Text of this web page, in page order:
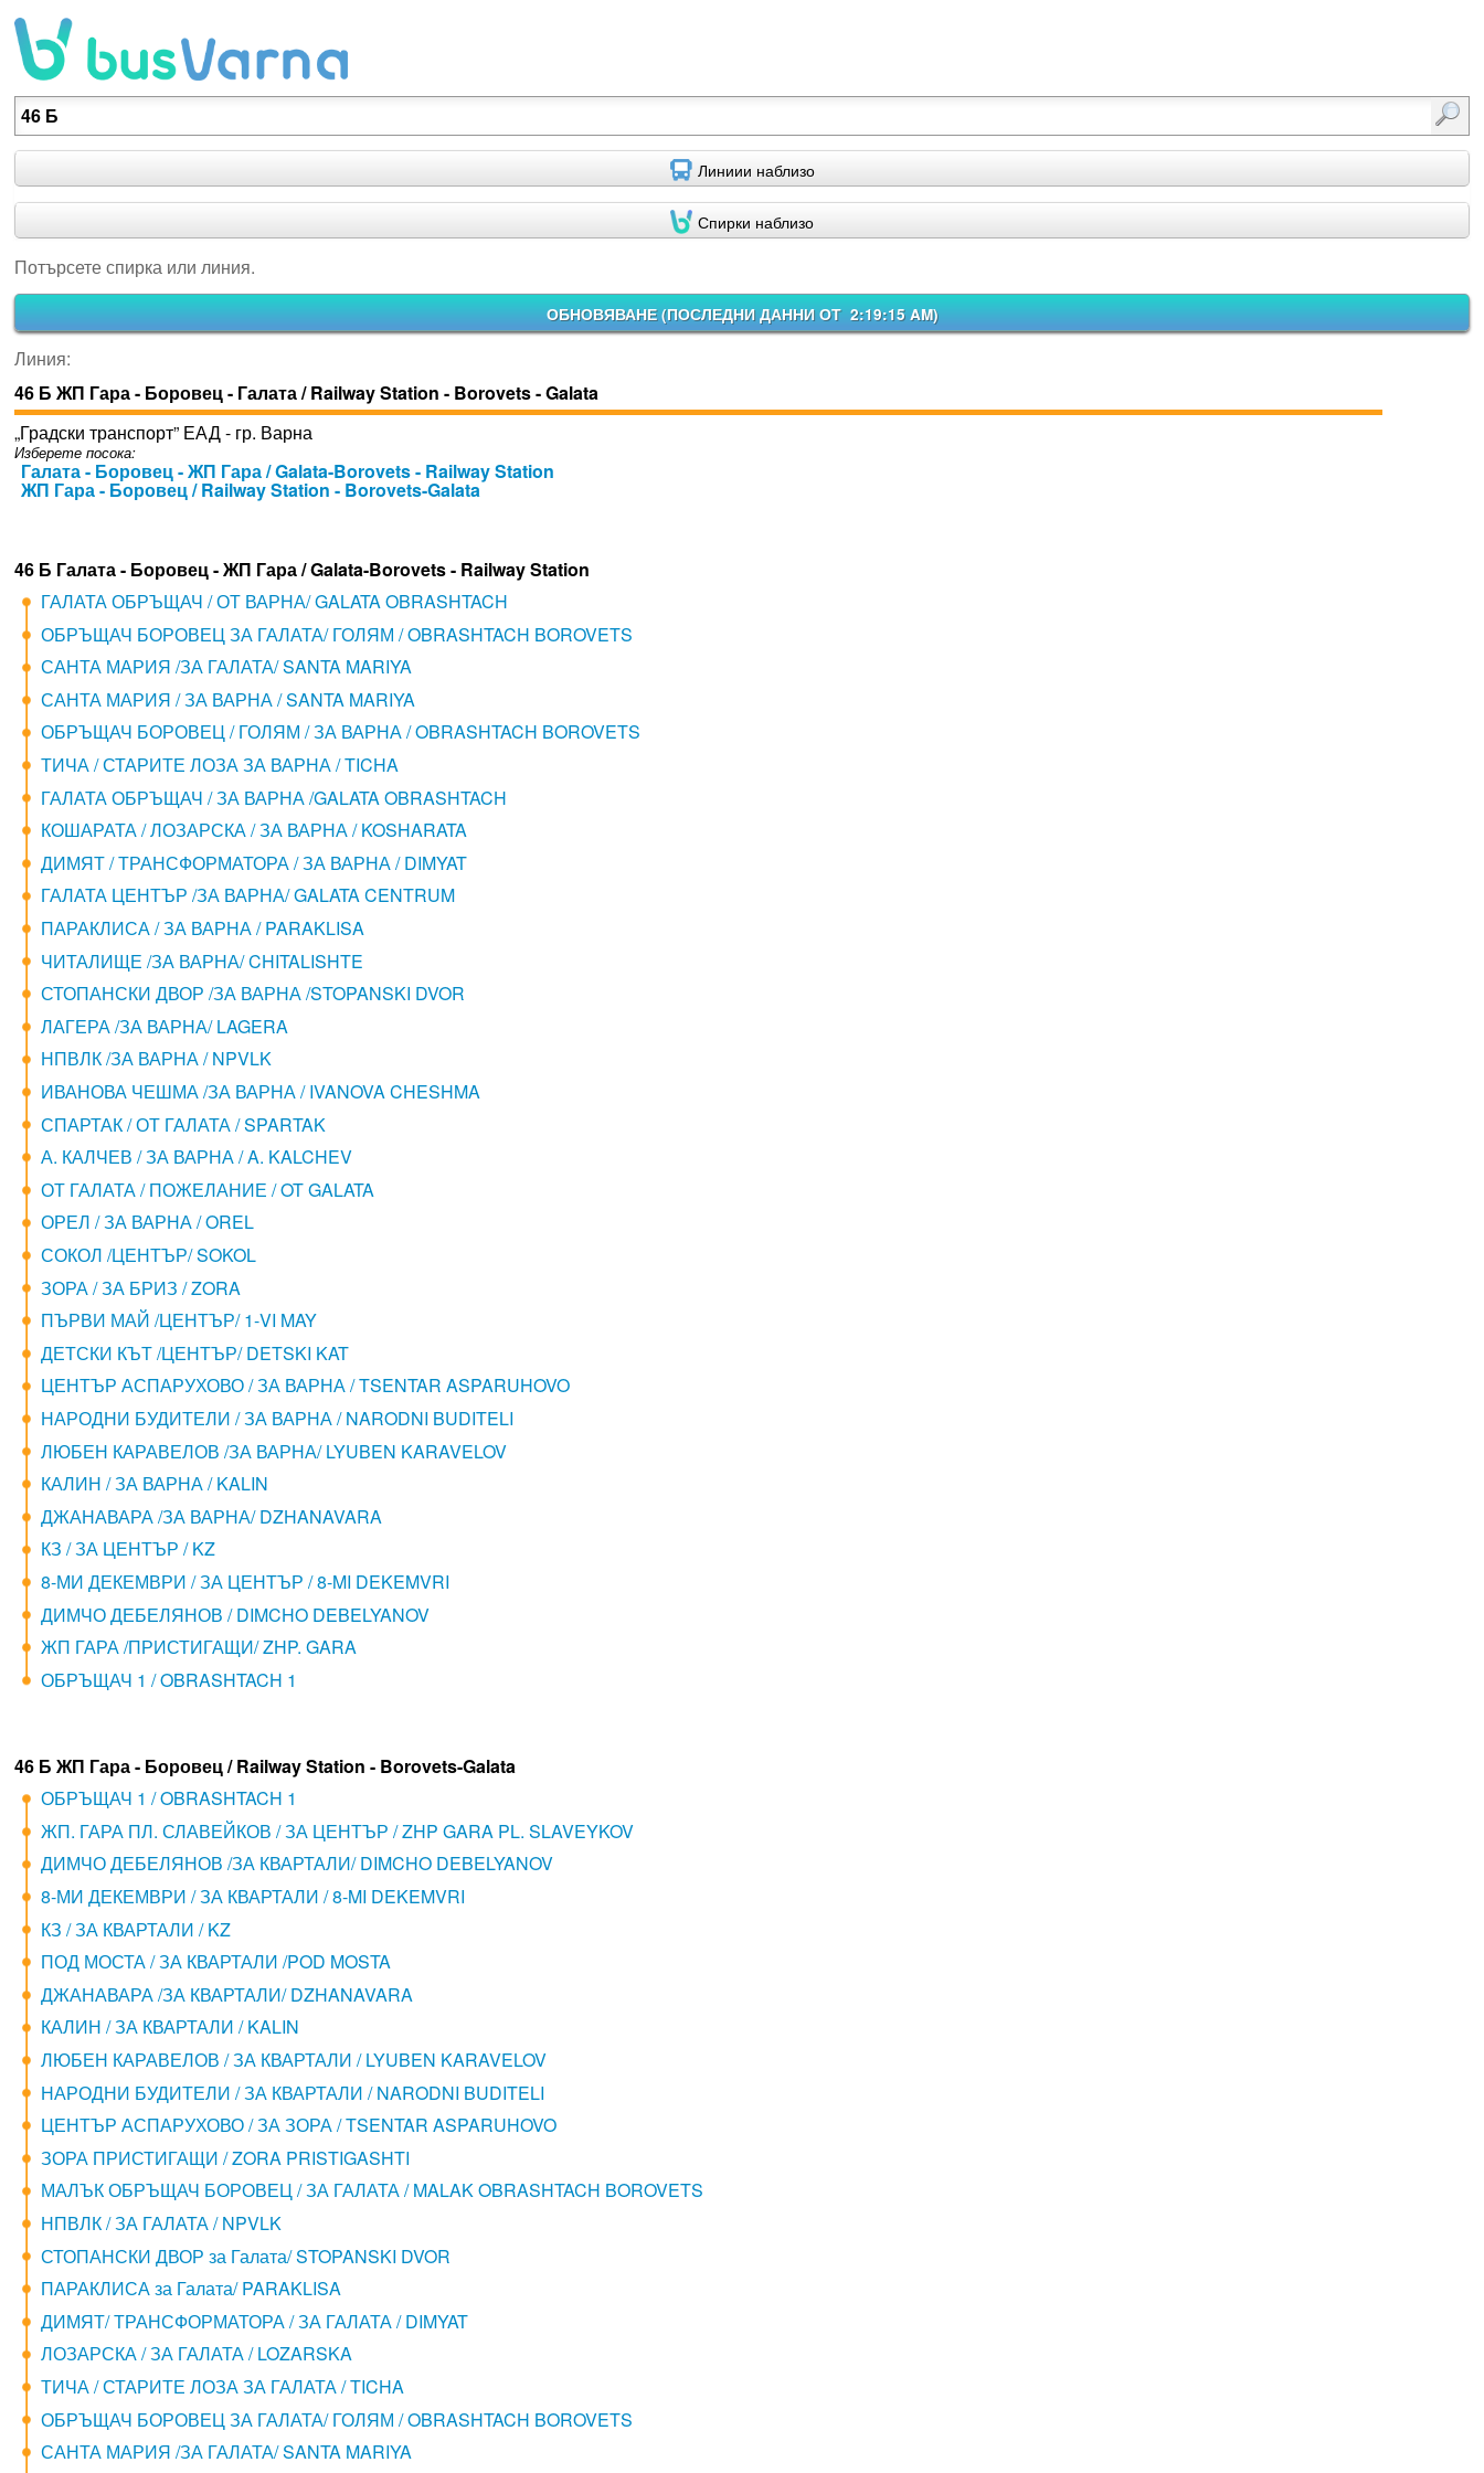
Потърсете спирка или линия.
Линиии наблизо
Спирки наблизо
Потърсете спирка или линия.
ОБНОВЯВАНЕ (ПОСЛЕДНИ ДАННИ ОТ 2:19:15 AM)
Линия:
46 Б ЖП Гара - Боровец - Галата / Railway Station - Borovets - Galata
„Градски транспорт” ЕАД - гр. Варна
Изберете посока:
Галата - Боровец - ЖП Гара / Galata-Borovets - Railway Station
ЖП Гара - Боровец / Railway Station - Borovets-Galata
46 Б Галата - Боровец - ЖП Гара / Galata-Borovets - Railway Station
ГАЛАТА ОБРЪЩАЧ / ОТ ВАРНА/ GALATA OBRASHTACH
ОБРЪЩАЧ БОРОВЕЦ ЗА ГАЛАТА/ ГОЛЯМ / OBRASHTACH BOROVETS
САНТА МАРИЯ /ЗА ГАЛАТА/ SANTA MARIYA
САНТА МАРИЯ / ЗА ВАРНА / SANTA MARIYA
ОБРЪЩАЧ БОРОВЕЦ / ГОЛЯМ / ЗА ВАРНА / OBRASHTACH BOROVETS
ТИЧА / СТАРИТЕ ЛОЗА ЗА ВАРНА / TICHA
ГАЛАТА ОБРЪЩАЧ / ЗА ВАРНА /GALATA OBRASHTACH
КОШАРАТА / ЛОЗАРСКА / ЗА ВАРНА / KOSHARATA
ДИМЯТ / ТРАНСФОРМАТОРА / ЗА ВАРНА / DIMYAT
ГАЛАТА ЦЕНТЪР /ЗА ВАРНА/ GALATA CENTRUM
ПАРАКЛИСА / ЗА ВАРНА / PARAKLISA
ЧИТАЛИЩЕ /ЗА ВАРНА/ CHITALISHTE
СТОПАНСКИ ДВОР /ЗА ВАРНА /STOPANSKI DVOR
ЛАГЕРА /ЗА ВАРНА/ LAGERA
НПВЛК /ЗА ВАРНА / NPVLK
ИВАНОВА ЧЕШМА /ЗА ВАРНА / IVANOVA CHESHMA
СПАРТАК / ОТ ГАЛАТА / SPARTAK
А. КАЛЧЕВ / ЗА ВАРНА / A. KALCHEV
ОТ ГАЛАТА / ПОЖЕЛАНИЕ / OT GALATA
ОРЕЛ / ЗА ВАРНА / OREL
СОКОЛ /ЦЕНТЪР/ SOKOL
ЗОРА / ЗА БРИЗ / ZORA
ПЪРВИ МАЙ /ЦЕНТЪР/ 1-VI MAY
ДЕТСКИ КЪТ /ЦЕНТЪР/ DETSKI KAT
ЦЕНТЪР АСПАРУХОВО / ЗА ВАРНА / TSENTAR ASPARUHOVO
НАРОДНИ БУДИТЕЛИ / ЗА ВАРНА / NARODNI BUDITELI
ЛЮБЕН КАРАВЕЛОВ /ЗА ВАРНА/ LYUBEN KARAVELOV
КАЛИН / ЗА ВАРНА / KALIN
ДЖАНАВАРА /ЗА ВАРНА/ DZHANAVARA
КЗ / ЗА ЦЕНТЪР / KZ
8-МИ ДЕКЕМВРИ / ЗА ЦЕНТЪР / 8-MI DEKEMVRI
ДИМЧО ДЕБЕЛЯНОВ / DIMCHO DEBELYANOV
ЖП ГАРА /ПРИСТИГАЩИ/ ZHP. GARA
ОБРЪЩАЧ 1 / OBRASHTACH 1
46 Б ЖП Гара - Боровец / Railway Station - Borovets-Galata
ОБРЪЩАЧ 1 / OBRASHTACH 1
ЖП. ГАРА ПЛ. СЛАВЕЙКОВ / ЗА ЦЕНТЪР / ZHP GARA PL. SLAVEYKOV
ДИМЧО ДЕБЕЛЯНОВ /ЗА КВАРТАЛИ/ DIMCHO DEBELYANOV
8-МИ ДЕКЕМВРИ / ЗА КВАРТАЛИ / 8-MI DEKEMVRI
КЗ / ЗА КВАРТАЛИ / KZ
ПОД МОСТА / ЗА КВАРТАЛИ /POD MOSTA
ДЖАНАВАРА /ЗА КВАРТАЛИ/ DZHANAVARA
КАЛИН / ЗА КВАРТАЛИ / KALIN
ЛЮБЕН КАРАВЕЛОВ / ЗА КВАРТАЛИ / LYUBEN KARAVELOV
НАРОДНИ БУДИТЕЛИ / ЗА КВАРТАЛИ / NARODNI BUDITELI
ЦЕНТЪР АСПАРУХОВО / ЗА ЗОРА / TSENTAR ASPARUHOVO
ЗОРА ПРИСТИГАЩИ / ZORA PRISTIGASHTI
МАЛЪК ОБРЪЩАЧ БОРОВЕЦ / ЗА ГАЛАТА / MALAK OBRASHTACH BOROVETS
НПВЛК / ЗА ГАЛАТА / NPVLK
СТОПАНСКИ ДВОР за Галата/ STOPANSKI DVOR
ПАРАКЛИСА за Галата/ PARAKLISA
ДИМЯТ/ ТРАНСФОРМАТОРА / ЗА ГАЛАТА / DIMYAT
ЛОЗАРСКА / ЗА ГАЛАТА / LOZARSKA
ТИЧА / СТАРИТЕ ЛОЗА ЗА ГАЛАТА / TICHA
ОБРЪЩАЧ БОРОВЕЦ ЗА ГАЛАТА/ ГОЛЯМ / OBRASHTACH BOROVETS
САНТА МАРИЯ /ЗА ГАЛАТА/ SANTA MARIYA